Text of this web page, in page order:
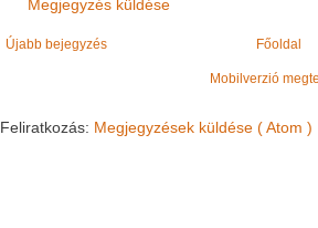
Megjegyzés küldése
Újabb bejegyzés Főoldal
Mobilverzió
Feliratkozás: Megjegyzések küldése ( Atom )